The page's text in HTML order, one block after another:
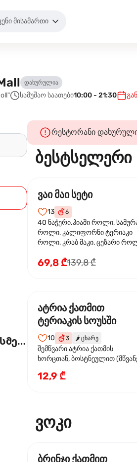
მისამართი
დახურულია
სამუშაო საათები10:00 - 21:30
რესტორანი
ბესტსელერი
ვაი მაი სეტი
13 6
40 ნაჭერი.ჰიაში როლი,
როლი, კალიფორნი ტერიაკი
როლი, კრაბ მაკი, ცეზარი
69,8 ₾139,8 ₾
ატრია ქათმით
ტერიაკის სოუსში
10 3 🌶️ ცხარე
შემწვარი ატრია ქათმის
ხორცთან, ბოსტნეულით
და ტერიაკის სოუსით
12,9 ₾
ვოკი
ბრინჯი ქათმით